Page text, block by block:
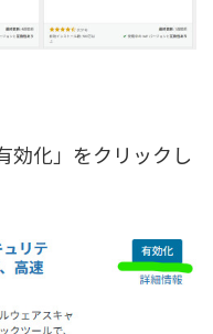
効化」をクリックし